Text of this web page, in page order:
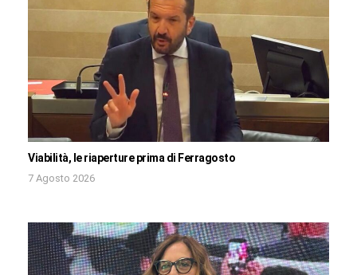
Viabilità, le riaperture prima di Ferragosto
7 Agosto 2026